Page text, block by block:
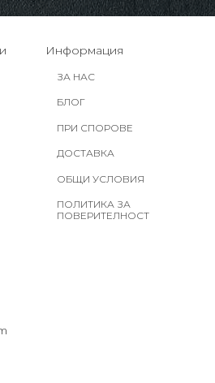
Информация
ЗА НАС
БЛОГ
ПРИ СПОРОВЕ
ДОСТАВКА
ОБЩИ УСЛОВИЯ
ПОЛИТИКА ЗА
ПОВЕРИТЕЛНОСТ